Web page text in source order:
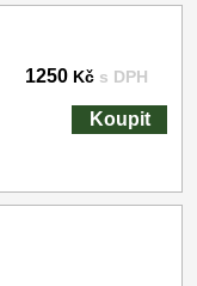
1250 Kč s DPH
Koupit